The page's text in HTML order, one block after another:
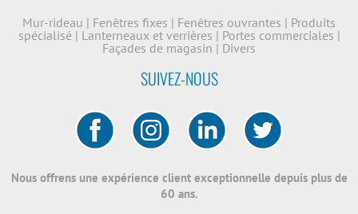
Mur-rideau | Fenêtres fixes | Fenêtres ouvrantes | Produits
spécialisé | Lanterneaux et verrières | Portes commerciales |
Façades de magasin | Divers
SUIVEZ-NOUS
Nous offrens une expérience client exceptionnelle depuis plus de
60 ans.